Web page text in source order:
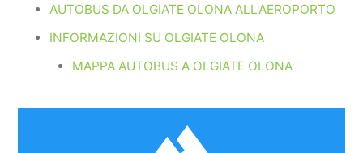
AUTOBUS DA OLGIATE OLONA ALL'AEROPORTO
INFORMAZIONI SU OLGIATE OLONA
MAPPA AUTOBUS A OLGIATE OLONA